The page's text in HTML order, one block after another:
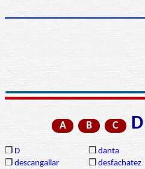
A B C D
❒ D ❒ danta
❒ descangallar ❒ desfachatez